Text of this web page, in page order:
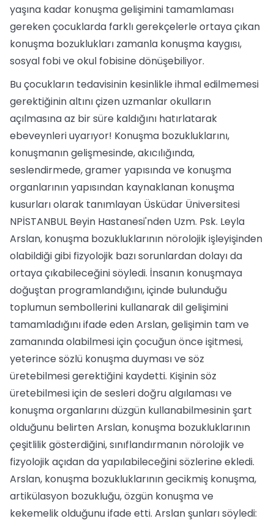
yaşına kadar konuşma gelişimini tamamlaması
gereken çocuklarda farklı gerekçelerle ortaya çıkan
konuşma bozuklukları zamanla konuşma kaygısı,
sosyal fobi ve okul fobisine dönüşebiliyor.
Bu çocukların tedavisinin kesinlikle ihmal edilmemesi
gerektiğinin altını çizen uzmanlar okulların
açılmasına az bir süre kaldığını hatırlatarak
ebeveynleri uyarıyor! Konuşma bozukluklarını,
konuşmanın gelişmesinde, akıcılığında,
seslendirmede, gramer yapısında ve konuşma
organlarının yapısından kaynaklanan konuşma
kusurları olarak tanımlayan Üsküdar Üniversitesi
NPİSTANBUL Beyin Hastanesi'nden Uzm. Psk. Leyla
Arslan, konuşma bozukluklarının nörolojik işleyişinden
olabildiği gibi fizyolojik bazı sorunlardan dolayı da
ortaya çıkabileceğini söyledi. İnsanın konuşmaya
doğuştan programlandığını, içinde bulunduğu
toplumun sembollerini kullanarak dil gelişimini
tamamladığını ifade eden Arslan, gelişimin tam ve
zamanında olabilmesi için çocuğun önce işitmesi,
yeterince sözlü konuşma duyması ve söz
üretebilmesi gerektiğini kaydetti. Kişinin söz
üretebilmesi için de sesleri doğru algılaması ve
konuşma organlarını düzgün kullanabilmesinin şart
olduğunu belirten Arslan, konuşma bozukluklarının
çeşitlilik gösterdiğini, sınıflandırmanın nörolojik ve
fizyolojik açıdan da yapılabileceğini sözlerine ekledi.
Arslan, konuşma bozukluklarının gecikmiş konuşma,
artikülasyon bozukluğu, özgün konuşma ve
kekemelik olduğunu ifade etti. Arslan şunları söyledi: